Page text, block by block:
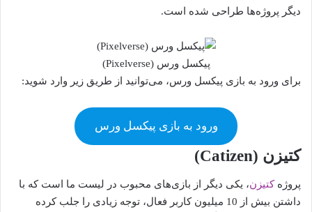
دیگر پروژه‌ها طراحی شده است.
پیکسل ورس (Pixelverse)
برای ورود به بازی پیکسل ورس، می‌توانید از طریق زیر وارد شوید:
ورود به بازی پیکسل ورس
کتیزن (Catizen)
پروژهکتیزن، یکی دیگر از بازی‌های محبوب در لیست ما است که با
داشتن بیش از 10 میلیون کاربر فعال، توجه زیادی را جلب کرده